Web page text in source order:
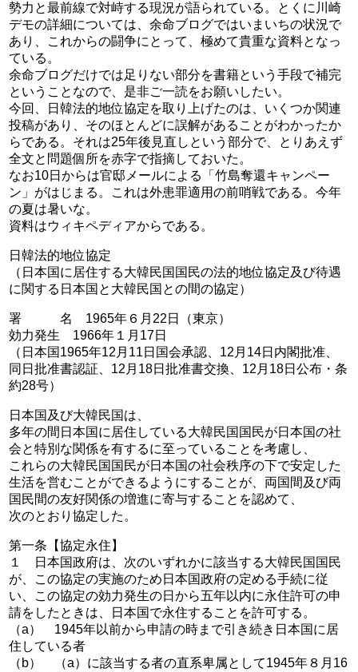
勢力と最前線で対峙する現況が語られている。とくに川崎
デモの詳細については、余命ブログではいまいちの状況で
あり、これからの闘争にとって、極めて貴重な資料となっ
ている。
余命ブログだけでは足りない部分を書籍という手段で補完
ということなので、是非ご一読をお願いしたい。
今回、日韓法的地位協定を取り上げたのは、いくつか関連
投稿があり、そのほとんどに誤解があることがわかったか
らである。それは25年後見直しという部分で、とりあえず
全文と問題個所を赤字で指摘しておいた。
なお10日からは官邸メールによる「竹島奪還キャンペー
ン」がはじまる。これは外患罪適用の前哨戦である。今年
の夏は暑いな。
資料はウィキペディアからである。
日韓法的地位協定
（日本国に居住する大韓民国国民の法的地位協定及び待遇
に関する日本国と大韓民国との間の協定）
署 名 1965年６月22日（東京）
効力発生 1966年１月17日
（日本国1965年12月11日国会承認、12月14日内閣批准、
同日批准書認証、12月18日批准書交換、12月18日公布・条
約28号）
日本国及び大韓民国は、
多年の間日本国に居住している大韓民国国民が日本国の社
会と特別な関係を有するに至っていることを考慮し、
これらの大韓民国国民が日本国の社会秩序の下で安定した
生活を営むことができるようにすることが、両国間及び両
国民間の友好関係の増進に寄与することを認めて、
次のとおり協定した。
第一条【協定永住】
１ 日本国政府は、次のいずれかに該当する大韓民国国民
が、この協定の実施のため日本国政府の定める手続に従
い、この協定の効力発生の日から五年以内に永住許可の申
請をしたときは、日本国で永住することを許可する。
（a） 1945年以前から申請の時まで引き続き日本国に居
住している者
（b） （a）に該当する者の直系卑属として1945年８月16